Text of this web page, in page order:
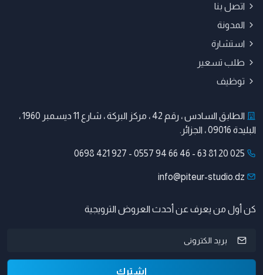
اتصل بنا
المدونة
استشارة
طلب تسعير
توظيف
الطابق السادس ، رقم 42 ، مركز البركة ، شارع 11 ديسمبر 1960 ،
البليدة 09016 ، الجزائر.
025 20 81 63
-
0557 94 66 46
-
0698 421 927
info@piteur-studio.dz
كن أول من يعرف عن أحدث العروض الترويجية
اشترك